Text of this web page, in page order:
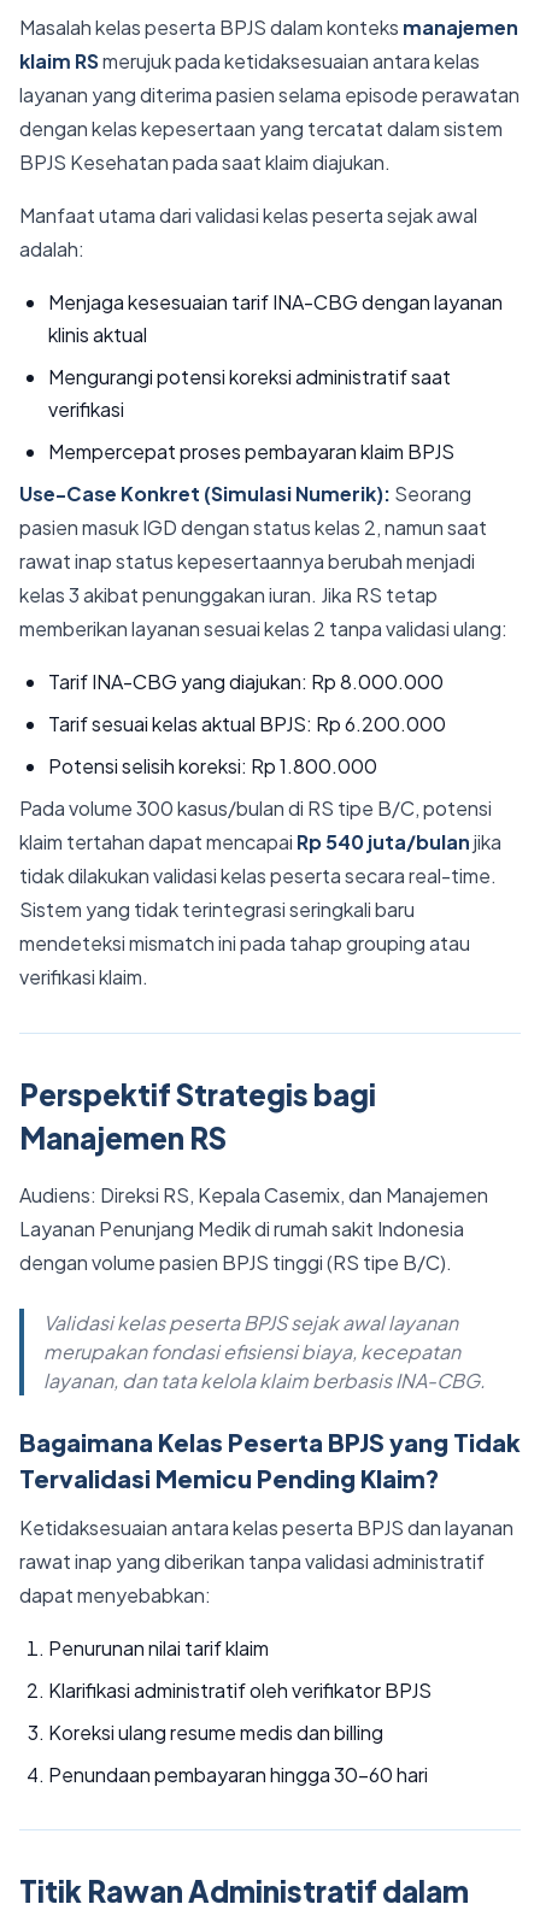
Masalah kelas peserta BPJS dalam konteks manajemen
klaim RSmerujuk pada ketidaksesuaian antara kelas
layanan yang diterima pasien selama episode perawatan
dengan kelas kepesertaan yang tercatat dalam sistem
BPJS Kesehatan pada saat klaim diajukan.
Manfaat utama dari validasi kelas peserta sejak awal
adalah:
Menjaga kesesuaian tarif INA-CBG dengan layanan
klinis aktual
Mengurangi potensi koreksi administratif saat
verifikasi
Mempercepat proses pembayaran klaim BPJS
Use-Case Konkret (Simulasi Numerik): Seorang
pasien masuk IGD dengan status kelas 2, namun saat
rawat inap status kepesertaannya berubah menjadi
kelas 3 akibat penunggakan iuran. Jika RS tetap
memberikan layanan sesuai kelas 2 tanpa validasi ulang:
Tarif INA-CBG yang diajukan: Rp 8.000.000
Tarif sesuai kelas aktual BPJS: Rp 6.200.000
Potensi selisih koreksi: Rp 1.800.000
Pada volume 300 kasus/bulan di RS tipe B/C, potensi
klaim tertahan dapat mencapai Rp 540 juta/bulanjika
tidak dilakukan validasi kelas peserta secara real-time.
Sistem yang tidak terintegrasi seringkali baru
mendeteksi mismatch ini pada tahap grouping atau
verifikasi klaim.
Perspektif Strategis bagi
Manajemen RS
Audiens: Direksi RS, Kepala Casemix, dan Manajemen
Layanan Penunjang Medik di rumah sakit Indonesia
dengan volume pasien BPJS tinggi (RS tipe B/C).
Validasi kelas peserta BPJS sejak awal layanan
merupakan fondasi efisiensi biaya, kecepatan
layanan, dan tata kelola klaim berbasis INA-CBG.
Bagaimana Kelas Peserta BPJS yang Tidak
Tervalidasi Memicu Pending Klaim?
Ketidaksesuaian antara kelas peserta BPJS dan layanan
rawat inap yang diberikan tanpa validasi administratif
dapat menyebabkan:
Penurunan nilai tarif klaim
Klarifikasi administratif oleh verifikator BPJS
Koreksi ulang resume medis dan billing
Penundaan pembayaran hingga 30-60 hari
Titik Rawan Administratif dalam